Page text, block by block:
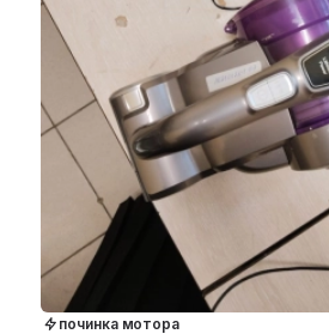
починка мотора